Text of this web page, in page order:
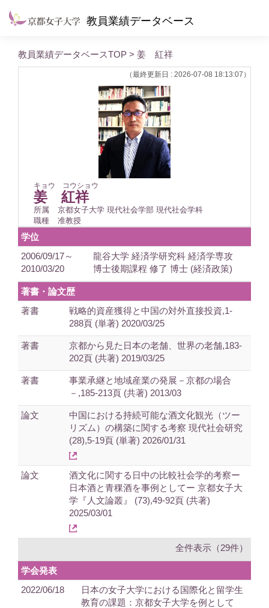
教員業績データベース
教員業績データベースTOP > 姜 紅祥
（最終更新日 : 2026-07-08 18:13:07）
キョウ コウショウ
姜 紅祥
所属
京都女子大学 現代社会学部 現代社会学科
職種
准教授
学位
2006/09/17～
2010/03/20
龍谷大学 経済学研究科 経済学専攻
博士後期課程 修了 博士 (経済政策)
著書・論文歴
著書
戦略的資産獲得と中国の対外直接投資,1-
288頁 (単著) 2020/03/25
著書
京都から見た日本の老舗、世界の老舗,183-
202頁 (共著) 2019/03/25
著書
事業承継と地域産業の発展－京都の場合
－,185-213頁 (共著) 2013/03
論文
中国における持続可能な酒文化観光（ツー
リズム）の構築に関する考察 現代社会研究
(28),5-19頁 (単著) 2026/01/31
論文
酒文化に関する日中の比較社会学的考察ー
日本酒と青稞酒を事例としてー 京都女子大
学『人文論叢』 (73),49-92頁 (共著)
2025/03/01
全件表示（29件）
学会発表
2022/06/18
日本の女子大学における国際化と留学生
教育の課題：京都女子大学を例として